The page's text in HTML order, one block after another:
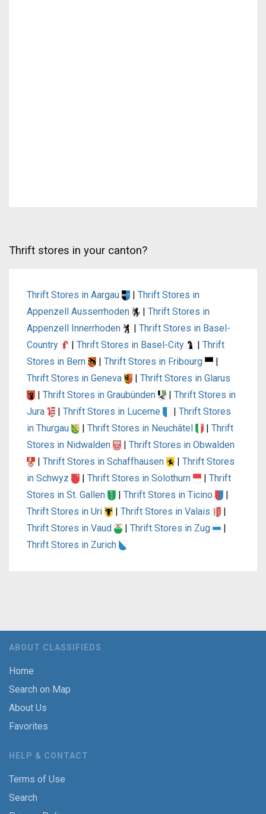
Thrift stores in your canton?
Thrift Stores in Aargau | Thrift Stores in
Appenzell Ausserrhoden
| Thrift Stores in
Appenzell Innerrhoden
| Thrift Stores in Basel-
Country
| Thrift Stores in Basel-City | Thrift
Stores in Bern
| Thrift Stores in Fribourg
|
Thrift Stores in Geneva
| Thrift Stores in Glarus
| Thrift Stores in Graubünden | Thrift Stores in
Jura
| Thrift Stores in Lucerne | Thrift Stores
in Thurgau
| Thrift Stores in Neuchâtel | Thrift
Stores in Nidwalden
| Thrift Stores in Obwalden
| Thrift Stores in Schaffhausen | Thrift Stores
in Schwyz
| Thrift Stores in Solothurn | Thrift
Stores in St. Gallen
| Thrift Stores in Ticino
|
Thrift Stores in Uri
| Thrift Stores in Valais
|
Thrift Stores in Vaud
| Thrift Stores in Zug
|
Thrift Stores in Zurich
ABOUT CLASSIFIEDS
Home
Search on Map
About Us
Favorites
HELP & CONTACT
Terms of Use
Search